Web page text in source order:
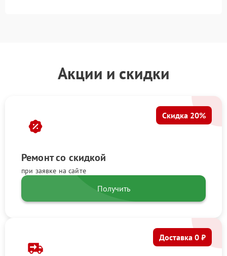
Акции и скидки
Ремонт со скидкой
при заявке на сайте
Скидка 20%
Получить
Доставка 0 ₽